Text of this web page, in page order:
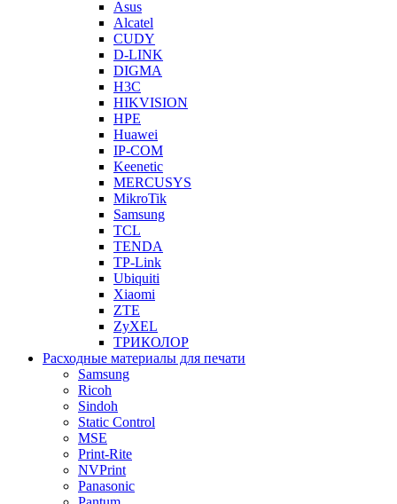
Asus
Alcatel
CUDY
D-LINK
DIGMA
H3C
HIKVISION
HPE
Huawei
IP-COM
Keenetic
MERCUSYS
MikroTik
Samsung
TCL
TENDA
TP-Link
Ubiquiti
Xiaomi
ZTE
ZyXEL
ТРИКОЛОР
Расходные материалы для печати
Samsung
Ricoh
Sindoh
Static Control
MSE
Print-Rite
NVPrint
Panasonic